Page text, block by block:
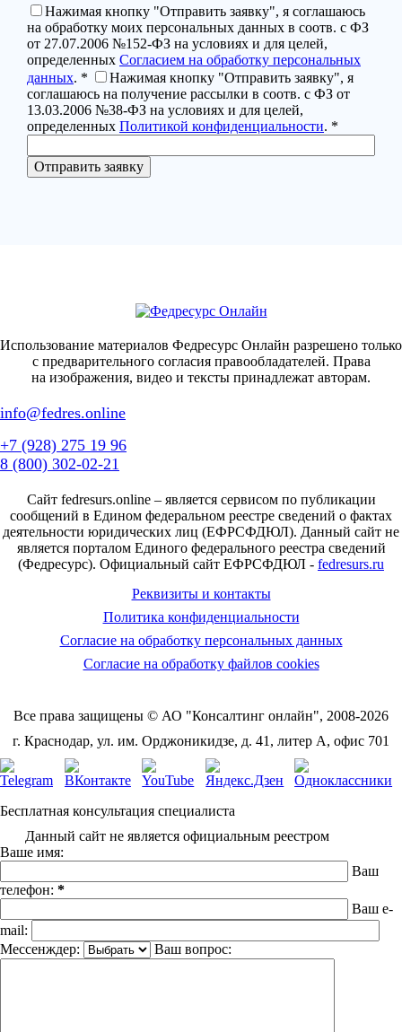
Нажимая кнопку "Отправить заявку", я соглашаюсь
на обработку моих персональных данных в соотв. с ФЗ
от 27.07.2006 №152-ФЗ на условиях и для целей,
определенных Согласием на обработку персональных
данных. *
Нажимая кнопку "Отправить заявку", я
соглашаюсь на получение рассылки в соотв. с ФЗ от
13.03.2006 №38-ФЗ на условиях и для целей,
определенных Политикой конфиденциальности. *
Использование материалов Федресурс Онлайн разрешено только
с предварительного согласия правообладателей. Права
на изображения, видео и тексты принадлежат авторам.
info@fedres.online
+7 (928) 275 19 96
8 (800) 302-02-21
Сайт fedresurs.online – является сервисом по публикации
сообщений в Едином федеральном реестре сведений о фактах
деятельности юридических лиц (ЕФРСФДЮЛ). Данный сайт не
является порталом Единого федерального реестра сведений
(Федресурс). Официальный сайт ЕФРСФДЮЛ - fedresurs.ru
Реквизиты и контакты
Политика конфиденциальности
Согласие на обработку персональных данных
Согласие на обработку файлов cookies
Все права защищены © АО "Консалтинг онлайн", 2008-2026
г. Краснодар, ул. им. Орджоникидзе, д. 41, литер А, офис 701
Бесплатная консультация специалиста
Данный сайт не является официальным реестром
Ваше имя:
Ваш
телефон: *
Ваш e-
mail:
Мессенждер:
Ваш вопрос: